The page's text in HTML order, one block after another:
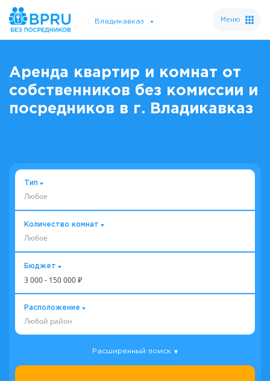
Владикавказ Меню
Аренда квартир и комнат от
собственников без комиссии и
посредников в г. Владикавказ
Тип
Любое
Количество комнат
Любое
Бюджет
3 000- 150 000 ₽
Расположение
Любой район
Расширенный поиск